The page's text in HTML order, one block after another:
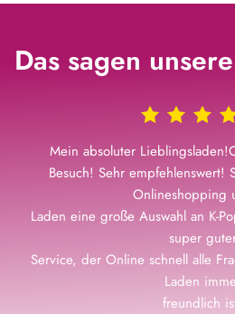
Das sagen
Mein absoluter
Besuch! Sehr empfehlenswert!
Onlineshopping
Laden eine große Auswahl an K-
super
Service, der Online schnell alle
Laden
freundlich